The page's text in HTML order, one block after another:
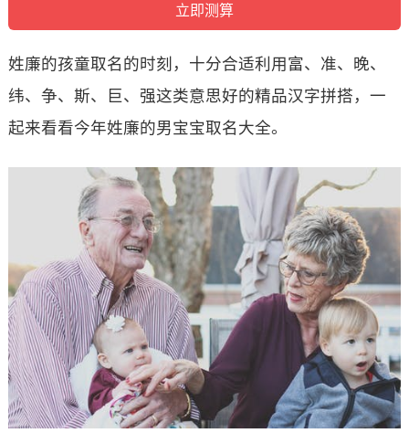
姓廉的孩童取名的时刻，十分合适利用富、准、晚、
纬、争、斯、巨、强这类意思好的精品汉字拼搭，一
起来看看今年姓廉的男宝宝取名大全。